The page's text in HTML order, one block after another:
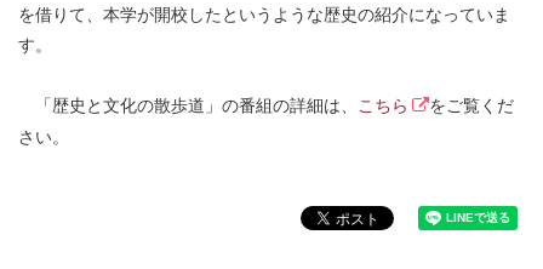
を借りて、本学が開校したというような歴史の紹介になっていま
す。
「歴史と文化の散歩道」の番組の詳細は、 こちら
をご覧くだ
さい。